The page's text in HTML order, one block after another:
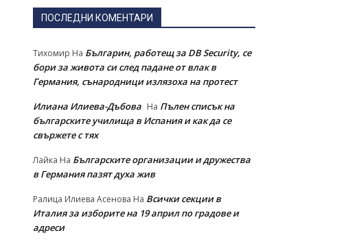
ПОСЛЕДНИ КОМЕНТАРИ
Тихомир На Българин, работещ за DB Security, се
бори за живота си след падане от влак в
Германия, сънародници излязоха на протест
Илиана Илиева-Дъбова На Пълен списък на
българските училища в Испания и как да се
свържете с тях
Лайка На Българските организации и дружества
в Германия пазят духа жив
Ралица Илиева Асенова На Всички секции в
Италия за изборите на 19 април по градове и
адреси